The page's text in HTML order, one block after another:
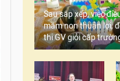
Sau sắp xếp, việc
mầm non thuận lợi,
thi GV giỏi cấp